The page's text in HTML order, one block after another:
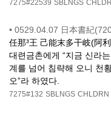
7275#22539 SBLNGS
• 0529.04.07 日本書紀
任那³王 己能末多干岐(阿
대련금촌에게 “지금 신라
계를 넘어 침략해 오니 천
오”라 하였다.
7275#132 SBLNGS CHLDRN